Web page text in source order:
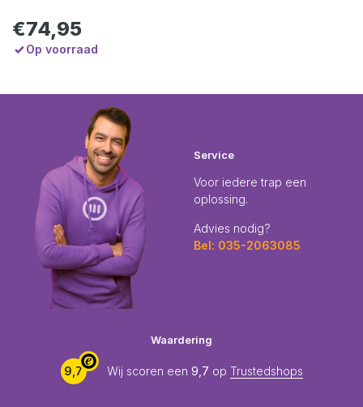
€74,95
Op voorraad
Service
Voor iedere trap een
oplossing.
Advies nodig?
Bel: 035-2063085
Waardering
9,7 Wij scoren een 9,7 op Trustedshops